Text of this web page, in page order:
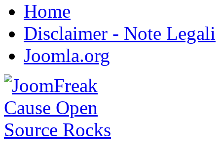
Home
Disclaimer - Note Legali
Joomla.org